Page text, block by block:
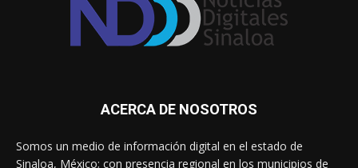
ACERCA DE NOSOTROS
Somos un medio de información digital en el estado de
Sinaloa, México; con presencia regional en los municipios de